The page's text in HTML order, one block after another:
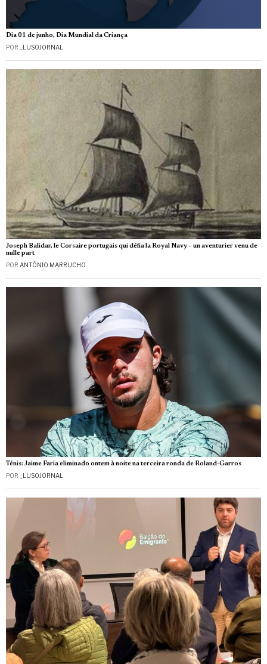
Dia 01 de junho, Dia Mundial da Criança
POR _LUSOJORNAL
Joseph Balidar, le Corsaire portugais qui défia la Royal Navy – un aventurier venu de
nulle part
POR ANTÓNIO MARRUCHO
Ténis: Jaime Faria eliminado ontem à noite na terceira ronda de Roland-Garros
POR _LUSOJORNAL